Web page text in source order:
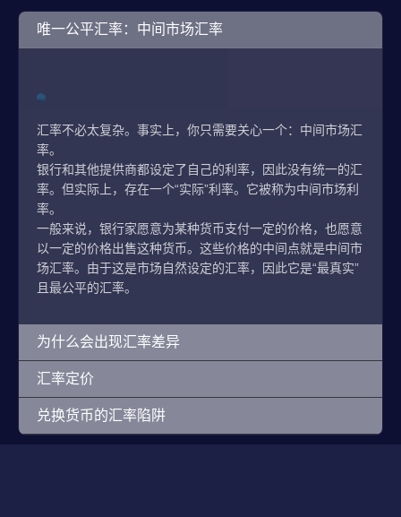
唯一公平汇率：中间市场汇率
汇率不必太复杂。事实上，你只需要关心一个：中间市场汇
率。
银行和其他提供商都设定了自己的利率，因此没有统一的汇
率。但实际上，存在一个“实际”利率。它被称为中间市场利
率。
一般来说，银行家愿意为某种货币支付一定的价格，也愿意
以一定的价格出售这种货币。这些价格的中间点就是中间市
场汇率。由于这是市场自然设定的汇率，因此它是“最真实”
且最公平的汇率。
为什么会出现汇率差异
汇率定价
兑换货币的汇率陷阱